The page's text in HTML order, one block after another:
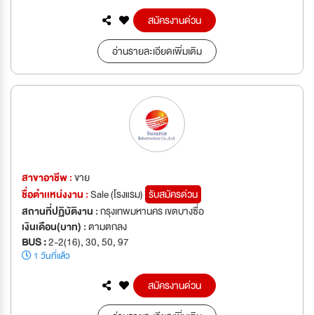
สมัครงานด่วน
อ่านรายละเอียดเพิ่มเติม
สาขาอาชีพ :ขาย
ชื่อตำเเหน่งงาน :Sale (โรงแรม) รับสมัครด่วน
สถานที่ปฏิบัติงาน :กรุงเทพมหานคร เขตบางซื่อ
เงินเดือน(บาท) :ตามตกลง
BUS :2-2(16), 30, 50, 97
1 วันที่แล้ว
สมัครงานด่วน